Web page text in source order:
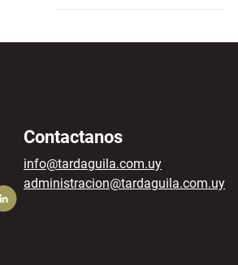
Contactanos
info@tardaguila.com.uy
administracion@tardaguila.com.uy